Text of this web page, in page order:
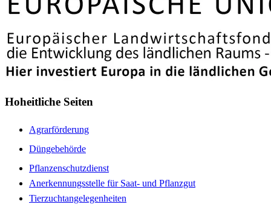
Hoheitliche Seiten
Agrarförderung
Düngebehörde
Pflanzenschutzdienst
Anerkennungsstelle für Saat- und Pflanzgut
Tierzuchtangelegenheiten